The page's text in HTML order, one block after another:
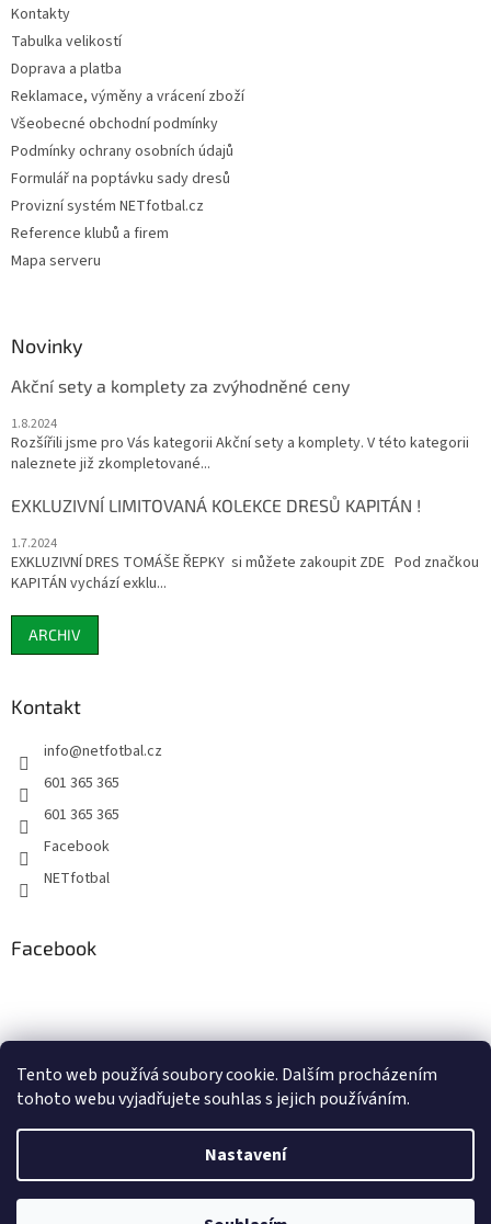
Tento web používá soubory cookie. Dalším procházením
tohoto webu vyjadřujete souhlas s jejich používáním.
Nastavení
Kontakty
Tabulka velikostí
Doprava a platba
Reklamace, výměny a vrácení zboží
Všeobecné obchodní podmínky
Podmínky ochrany osobních údajů
Formulář na poptávku sady dresů
Provizní systém NETfotbal.cz
Reference klubů a firem
Mapa serveru
Novinky
Akční sety a komplety za zvýhodněné ceny
1.8.2024
Rozšířili jsme pro Vás kategorii Akční sety a komplety. V této kategorii
naleznete již zkompletované...
EXKLUZIVNÍ LIMITOVANÁ KOLEKCE DRESŮ KAPITÁN !
1.7.2024
EXKLUZIVNÍ DRES TOMÁŠE ŘEPKY si můžete zakoupit ZDE Pod značkou
KAPITÁN vychází exklu...
ARCHIV
Kontakt
info@netfotbal.cz
601 365 365
601 365 365
Facebook
NETfotbal
Facebook
Vytvořil Shoptet